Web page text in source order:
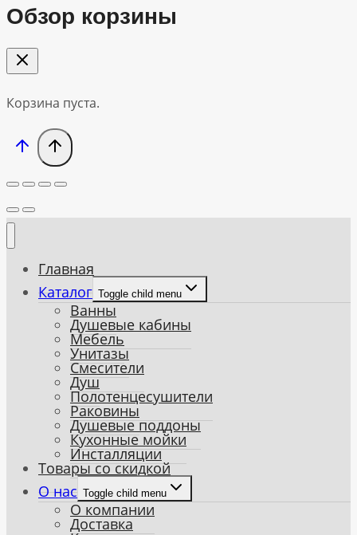
Обзор корзины
Корзина пуста.
Главная
Каталог Toggle child menu
Ванны
Душевые кабины
Мебель
Унитазы
Смесители
Душ
Полотенцесушители
Раковины
Душевые поддоны
Кухонные мойки
Инсталляции
Товары со скидкой
О нас Toggle child menu
О компании
Доставка